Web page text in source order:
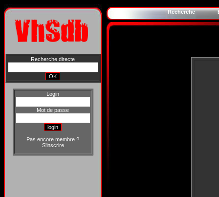
Recherche directe
Login
Mot de passe
Pas encore membre ?
S'inscrire
Recherche